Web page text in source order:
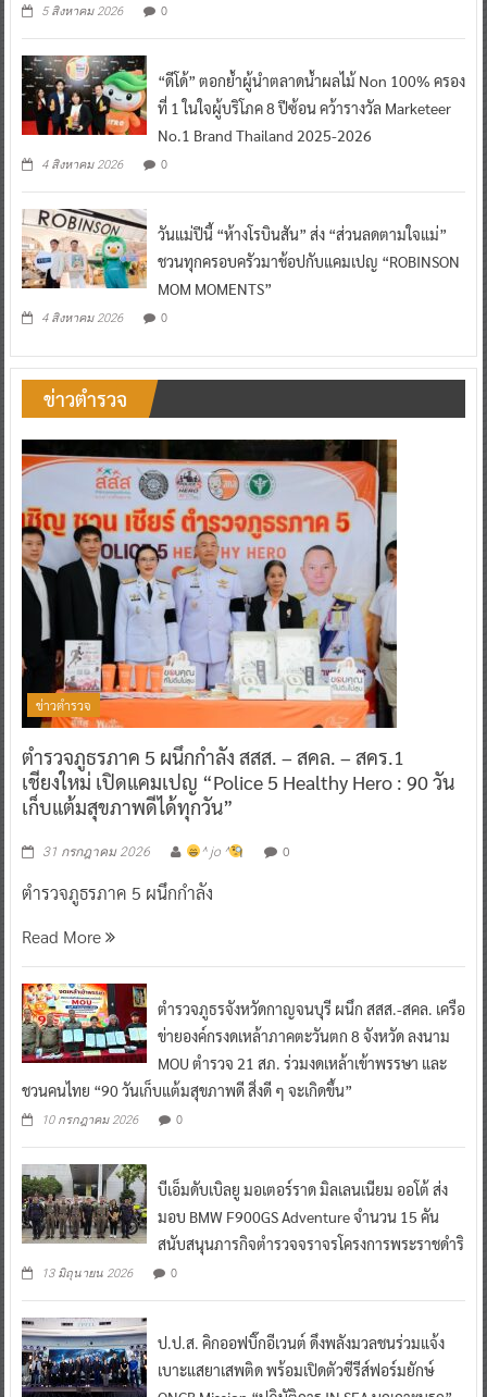
5 สิงหาคม 2026 0
“ดีโด้” ตอกย้ำผู้นำตลาดน้ำผลไม้ Non 100% ครอง
ที่ 1 ในใจผู้บริโภค 8 ปีซ้อน คว้ารางวัล Marketeer
No.1 Brand Thailand 2025-2026
4 สิงหาคม 2026 0
วันแม่ปีนี้ “ห้างโรบินสัน” ส่ง “ส่วนลดตามใจแม่”
ชวนทุกครอบครัวมาช้อปกับแคมเปญ “ROBINSON
MOM MOMENTS”
4 สิงหาคม 2026 0
ข่าวตำรวจ
ข่าวตำรวจ
ตำรวจภูธรภาค 5 ผนึกกำลัง สสส. – สคล. – สคร.1
เชียงใหม่ เปิดแคมเปญ “Police 5 Healthy Hero : 90 วัน
เก็บแต้มสุขภาพดีได้ทุกวัน”
31 กรกฎาคม 2026 ^ jo ^ 0
ตำรวจภูธรภาค 5 ผนึกกำลัง
Read More
ตำรวจภูธรจังหวัดกาญจนบุรี ผนึก สสส.-สคล. เครือ
ข่ายองค์กรงดเหล้าภาคตะวันตก 8 จังหวัด ลงนาม
MOU ตำรวจ 21 สภ. ร่วมงดเหล้าเข้าพรรษา และ
ชวนคนไทย “90 วันเก็บแต้มสุขภาพดี สิ่งดี ๆ จะเกิดขึ้น”
10 กรกฎาคม 2026 0
บีเอ็มดับเบิลยู มอเตอร์ราด มิลเลนเนียม ออโต้ ส่ง
มอบ BMW F900GS Adventure จำนวน 15 คัน
สนับสนุนภารกิจตำรวจจราจรโครงการพระราชดำริ
13 มิถุนายน 2026 0
ป.ป.ส. คิกออฟบิ๊กอีเวนต์ ดึงพลังมวลชนร่วมแจ้ง
เบาะแสยาเสพติด พร้อมเปิดตัวซีรีส์ฟอร์มยักษ์